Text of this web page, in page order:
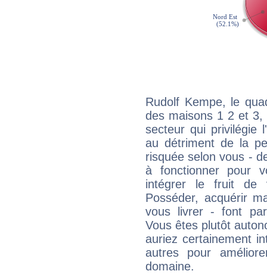
Rudolf Kempe, le
des maisons 1 2 et
secteur qui privilégie
au détriment de la
risquée selon vous -
à fonctionner pour
intégrer le fruit de
Posséder, acquérir
vous livrer - font
Vous êtes plutôt
auriez certainement
autres pour
domaine.